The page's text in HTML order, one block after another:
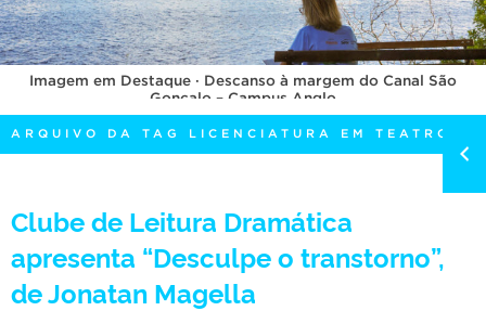
EDITAIS
INTERNACIONAL
OUVIDORIA
PORTARIAS
TELEFONES
Imagem em Destaque · Descanso à margem do Canal São
Gonçalo – Campus Anglo
ARQUIVO DA TAG LICENCIATURA EM TEATRO
Clube de Leitura Dramática
apresenta “Desculpe o transtorno”,
de Jonatan Magella